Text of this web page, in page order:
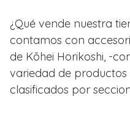
¿Qué vende nuestra
contamos con
de Kōhei Horikoshi, -
variedad de
clasificados por